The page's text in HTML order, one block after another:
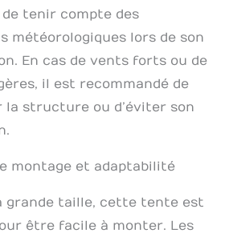
tenir compte des
météorologiques lors de son
En cas de vents forts ou de
il est recommandé de
la structure ou d’éviter son
montage et adaptabilité
grande taille, cette tente est
être facile à monter. Les